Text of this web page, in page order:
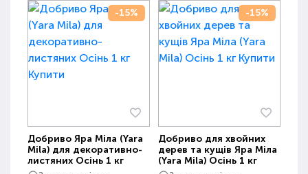
-15%
Добриво Яра Міла (Yara
Mila) для декоративно-
листяних Осінь 1 кг
-15%
Добриво для хвойних
дерев та кущів Яра Міла
(Yara Mila) Осінь 1 кг